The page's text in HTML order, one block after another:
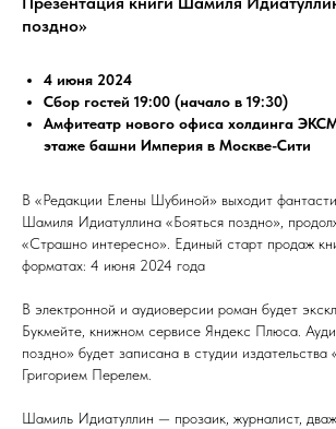
поздно»
4 июня 2024
Сбор гостей 19:00 (начало в 19:30)
Амфитеатр нового офиса холдинга
этаже башни Империя в Москве-Сити
В «Редакции Елены Шубиной» выходит
Шамиля Идиатуллина «Бояться поздно»,
«Страшно интересно». Единый старт продаж
форматах: 4 июня 2024 года
В электронной и аудиоверсии роман будет
Букмейте, книжном сервисе Яндекс Плюса.
поздно» будет записана в студии
Григорием Перелем.
Шамиль Идиатуллин — прозаик, журналист,